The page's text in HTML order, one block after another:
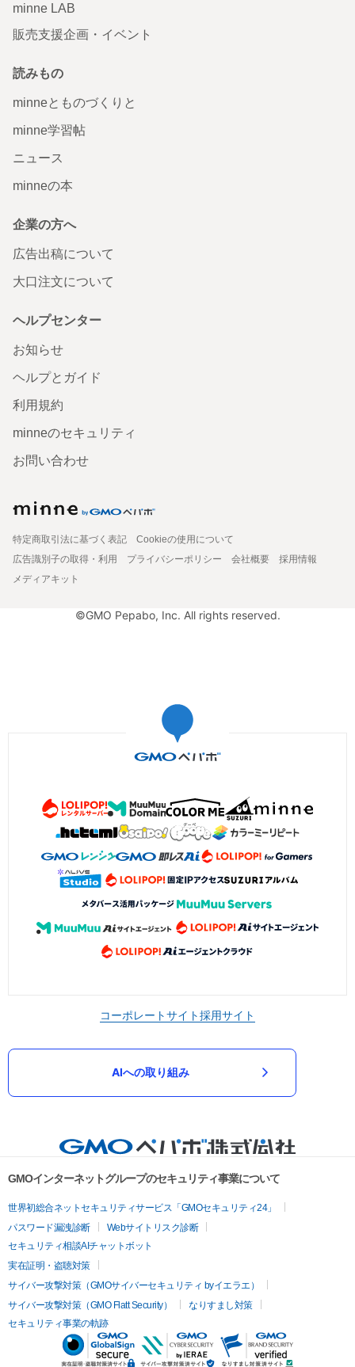
minne LAB
販売支援企画・イベント
読みもの
minneとものづくりと
minne学習帖
ニュース
minneの本
企業の方へ
広告出稿について
大口注文について
ヘルプセンター
お知らせ
ヘルプとガイド
利用規約
minneのセキュリティ
お問い合わせ
特定商取引法に基づく表記
Cookieの使用について
広告識別子の取得・利用
プライバシーポリシー 会社概要
採用情報
メディアキット
©GMO Pepabo, Inc. All rights reserved.
コーポレートサイト採用サイト
AIへの取り組み
GMOインターネットグループのセキュリティ事業について
世界初総合ネットセキュリティサービス「GMOセキュリティ24」
パスワード漏洩診断
Webサイトリスク診断
セキュリティ相談AIチャットボット
実在証明・盗聴対策
サイバー攻撃対策（GMOサイバーセキュリティ byイエラエ）
サイバー攻撃対策（GMO Flatt Security）
なりすまし対策
セキュリティ事業の軌跡